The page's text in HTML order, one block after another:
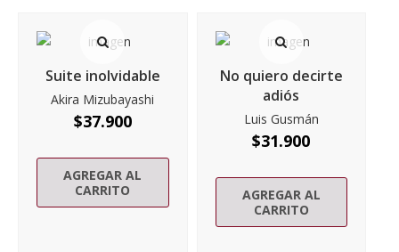
Suite inolvidable
Akira Mizubayashi
$37.900
AGREGAR AL
CARRITO
No quiero decirte
adiós
Luis Gusmán
$31.900
AGREGAR AL
CARRITO